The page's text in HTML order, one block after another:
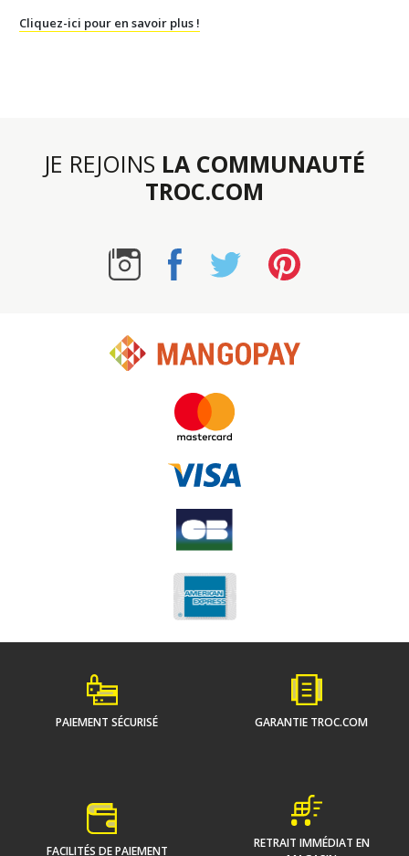
Cliquez-ici pour en savoir plus !
JE REJOINS LA COMMUNAUTÉ
TROC.COM
PAIEMENT SÉCURISÉ GARANTIE TROC.COM
FACILITÉS DE PAIEMENT
RETRAIT IMMÉDIAT EN